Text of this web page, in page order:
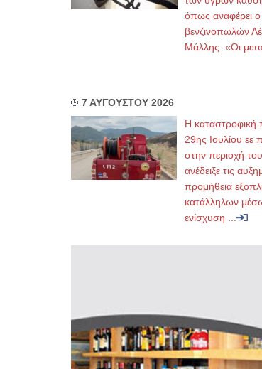
όπως αναφέρει
βενζινοπωλών
Μάλλης. «Οι
7 ΑΥΓΟΥΣΤΟΥ 2026
Η καταστροφική
29ης Ιουλίου εε
στην περιοχή
ανέδειξε τις
προμήθεια
κατάλληλων
ενίσχυση ...